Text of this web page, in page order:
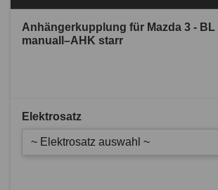
Anhängerkupplung für Mazda 3 - BL
manuall–AHK starr
Elektrosatz
~ Elektrosatz auswahl ~